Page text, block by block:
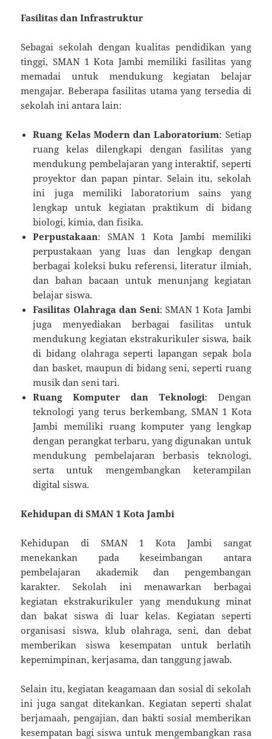
Fasilitas dan Infrastruktur
Sebagai sekolah dengan kualitas pendidikan yang
tinggi, SMAN 1 Kota Jambi memiliki fasilitas yang
memadai untuk mendukung kegiatan belajar
mengajar. Beberapa fasilitas utama yang tersedia di
sekolah ini antara lain:
Ruang Kelas Modern dan Laboratorium: Setiap
ruang kelas dilengkapi dengan fasilitas yang
mendukung pembelajaran yang interaktif, seperti
proyektor dan papan pintar. Selain itu, sekolah
ini juga memiliki laboratorium sains yang
lengkap untuk kegiatan praktikum di bidang
biologi, kimia, dan fisika.
Perpustakaan: SMAN 1 Kota Jambi memiliki
perpustakaan yang luas dan lengkap dengan
berbagai koleksi buku referensi, literatur ilmiah,
dan bahan bacaan untuk menunjang kegiatan
belajar siswa.
Fasilitas Olahraga dan Seni: SMAN 1 Kota Jambi
juga menyediakan berbagai fasilitas untuk
mendukung kegiatan ekstrakurikuler siswa, baik
di bidang olahraga seperti lapangan sepak bola
dan basket, maupun di bidang seni, seperti ruang
musik dan seni tari.
Ruang Komputer dan Teknologi: Dengan
teknologi yang terus berkembang, SMAN 1 Kota
Jambi memiliki ruang komputer yang lengkap
dengan perangkat terbaru, yang digunakan untuk
mendukung pembelajaran berbasis teknologi,
serta untuk mengembangkan keterampilan
digital siswa.
Kehidupan di SMAN 1 Kota Jambi
Kehidupan di SMAN 1 Kota Jambi sangat
menekankan pada keseimbangan antara
pembelajaran akademik dan pengembangan
karakter. Sekolah ini menawarkan berbagai
kegiatan ekstrakurikuler yang mendukung minat
dan bakat siswa di luar kelas. Kegiatan seperti
organisasi siswa, klub olahraga, seni, dan debat
memberikan siswa kesempatan untuk berlatih
kepemimpinan, kerjasama, dan tanggung jawab.
Selain itu, kegiatan keagamaan dan sosial di sekolah
ini juga sangat ditekankan. Kegiatan seperti shalat
berjamaah, pengajian, dan bakti sosial memberikan
kesempatan bagi siswa untuk mengembangkan rasa